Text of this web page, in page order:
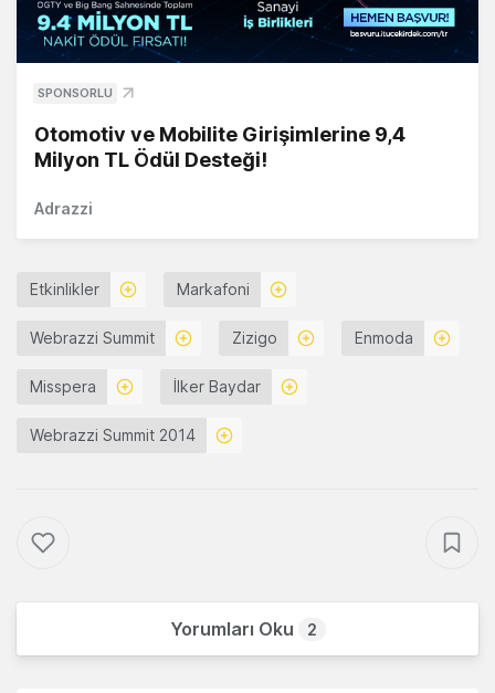
SPONSORLU
Otomotiv ve Mobilite Girişimlerine 9,4
Milyon TL Ödül Desteği!
Adrazzi
Etkinlikler Markafoni
Webrazzi Summit Zizigo Enmoda
Misspera İlker Baydar
Webrazzi Summit 2014
Yorumları Oku 2